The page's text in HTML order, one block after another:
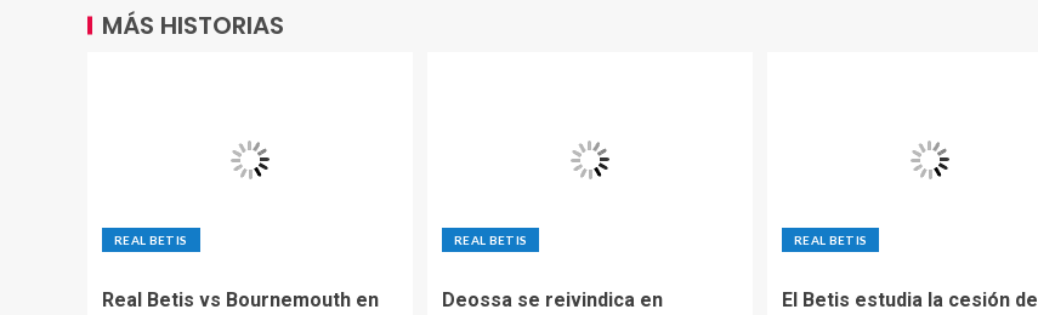
MÁS HISTORIAS
REAL BETIS
Real Betis vs Bournemouth en
REAL BETIS
Deossa se reivindica en
REAL BETIS
El Betis estudia la cesión de